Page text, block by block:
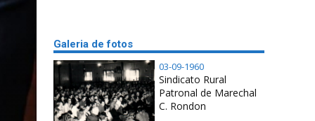
Galeria de fotos
03-09-1960
Sindicato Rural
Patronal de Marechal
C. Rondon